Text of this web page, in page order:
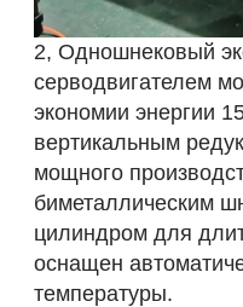
2, Одношнековый
серводвигателем
экономии энергии
вертикальным
мощного
биметаллическим
цилиндром для
оснащен
температуры.